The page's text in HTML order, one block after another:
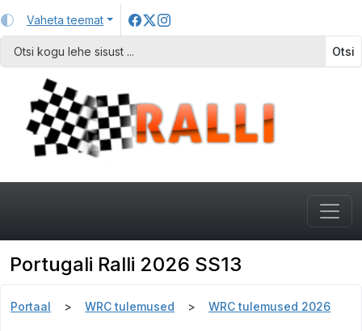
Vaheta teemat
Otsi
Portugali Ralli 2026 SS13
Portaal WRC tulemused WRC tulemused 2026